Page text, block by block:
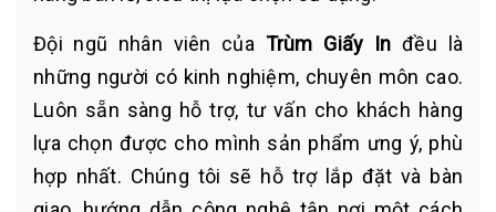
Đội ngũ nhân viên của Trùm Giấy Inđều là
những người có kinh nghiệm, chuyên môn cao.
Luôn sẵn sàng hỗ trợ, tư vấn cho khách hàng
lựa chọn được cho mình sản phẩm ưng ý, phù
hợp nhất. Chúng tôi sẽ hỗ trợ lắp đặt và bàn